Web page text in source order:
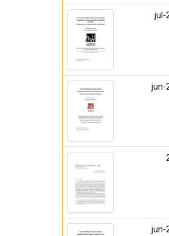
jul-
jun-
jun-